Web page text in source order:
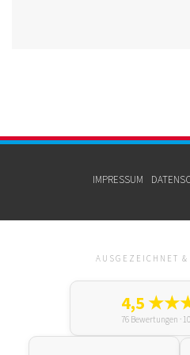
IMPRESSUM
AUSGEZEICHNET
4,5
76 Bewertungen ·